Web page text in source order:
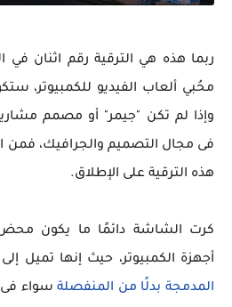
ربما هذه هي الترقية رقم اثنان في
محُبي ألعاب الفيديو للكمبيوتر،
وإذا لم تكن "جيمر" أو مصمم مشاريع
فى مجال التصميم والجرافيك، فمن
هذه الترقية على الإطلاق.
كرت الشاشة دائمًا ما يكون
أجهزة الكمبيوتر، حيث إنها تميل
المدمجة بدلًا من المنفصلةسواء فى